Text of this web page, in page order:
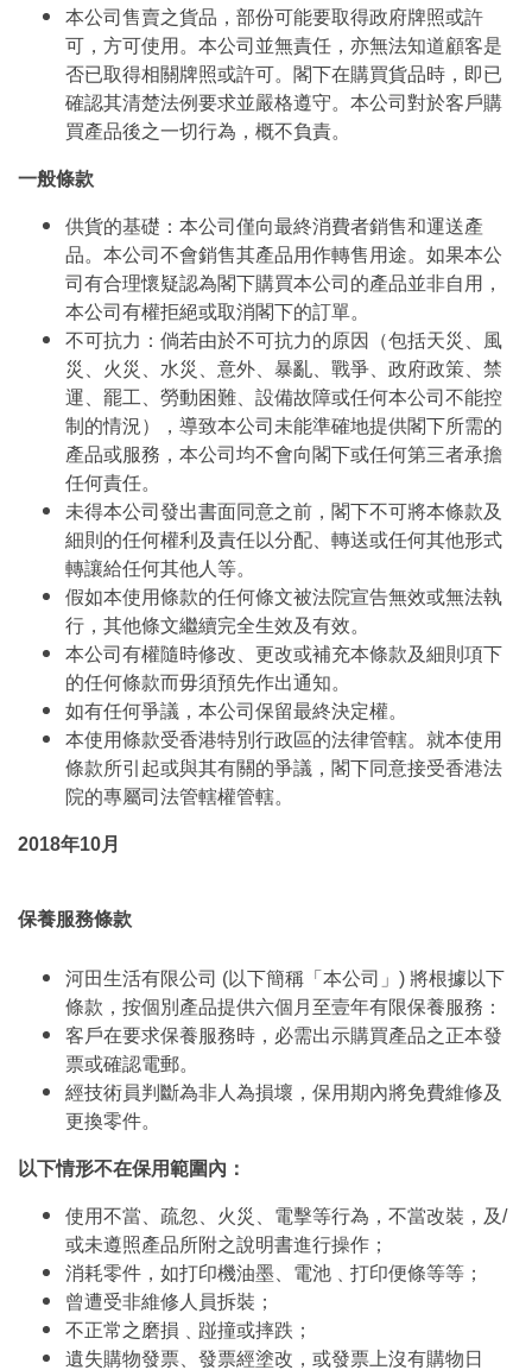
本公司售賣之貨品，部份可能要取得政府牌照或許
可，方可使用。本公司並無責任，亦無法知道顧客是
否已取得相關牌照或許可。閣下在購買貨品時，即已
確認其清楚法例要求並嚴格遵守。本公司對於客戶購
買產品後之一切行為，概不負責。
一般條款
供貨的基礎：本公司僅向最終消費者銷售和運送產
品。本公司不會銷售其產品用作轉售用途。如果本公
司有合理懷疑認為閣下購買本公司的產品並非自用，
本公司有權拒絕或取消閣下的訂單。
不可抗力：倘若由於不可抗力的原因（包括天災、風
災、火災、水災、意外、暴亂、戰爭、政府政策、禁
運、罷工、勞動困難、設備故障或任何本公司不能控
制的情況），導致本公司未能準確地提供閣下所需的
產品或服務，本公司均不會向閣下或任何第三者承擔
任何責任。
未得本公司發出書面同意之前，閣下不可將本條款及
細則的任何權利及責任以分配、轉送或任何其他形式
轉讓給任何其他人等。
假如本使用條款的任何條文被法院宣告無效或無法執
行，其他條文繼續完全生效及有效。
本公司有權隨時修改、更改或補充本條款及細則項下
的任何條款而毋須預先作出通知。
如有任何爭議，本公司保留最終決定權。
本使用條款受香港特別行政區的法律管轄。就本使用
條款所引起或與其有關的爭議，閣下同意接受香港法
院的專屬司法管轄權管轄。
2018年10月
保養服務條款
河田生活有限公司 (以下簡稱「本公司」) 將根據以下
條款，按個別產品提供六個月至壹年有限保養服務：
客戶在要求保養服務時，必需出示購買產品之正本發
票或確認電郵。
經技術員判斷為非人為損壞，保用期內將免費維修及
更換零件。
以下情形不在保用範圍內：
使用不當、疏忽、火災、電擊等行為，不當改裝，及/
或未遵照產品所附之說明書進行操作；
消耗零件，如打印機油墨、電池﹑打印便條等等；
曾遭受非維修人員拆裝；
不正常之磨損﹑踫撞或摔跌；
遺失購物發票、發票經塗改，或發票上沒有購物日